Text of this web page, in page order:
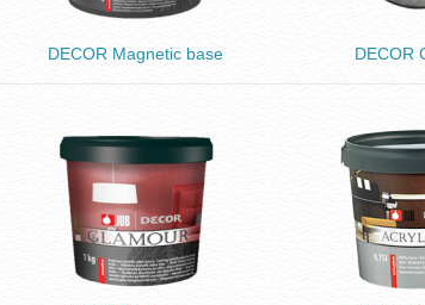
DECOR Magnetic base DECOR